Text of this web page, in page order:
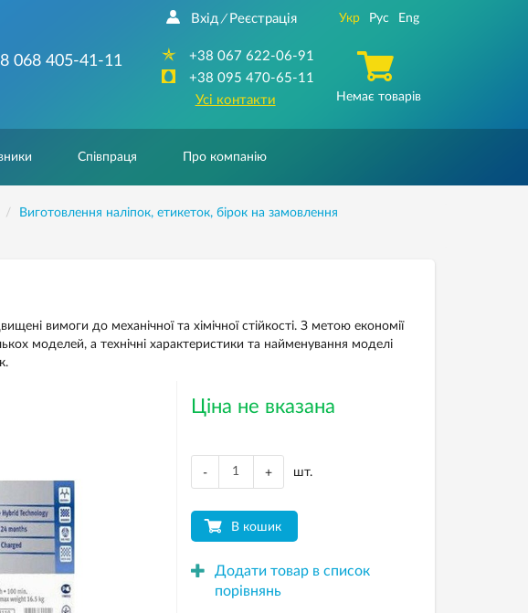
068 405-41-11
Вхід / Реєстрація
+38 067 622-06-91
+38 095 470-65-11
Усі контакти
Укр Рус Eng
Немає товарів
Співпраця Про компанію
Виготовлення наліпок, етикеток, бірок на замовлення
вимоги до механічної та хімічної стійкості. З метою економії
моделей, а технічні характеристики та найменування моделі
Ціна не вказана
- + шт.
В кошик
Додати товар в список
порівнянь